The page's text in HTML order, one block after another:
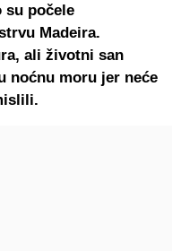
su počele
Madeira.
ali životni san
noćnu moru jer neće